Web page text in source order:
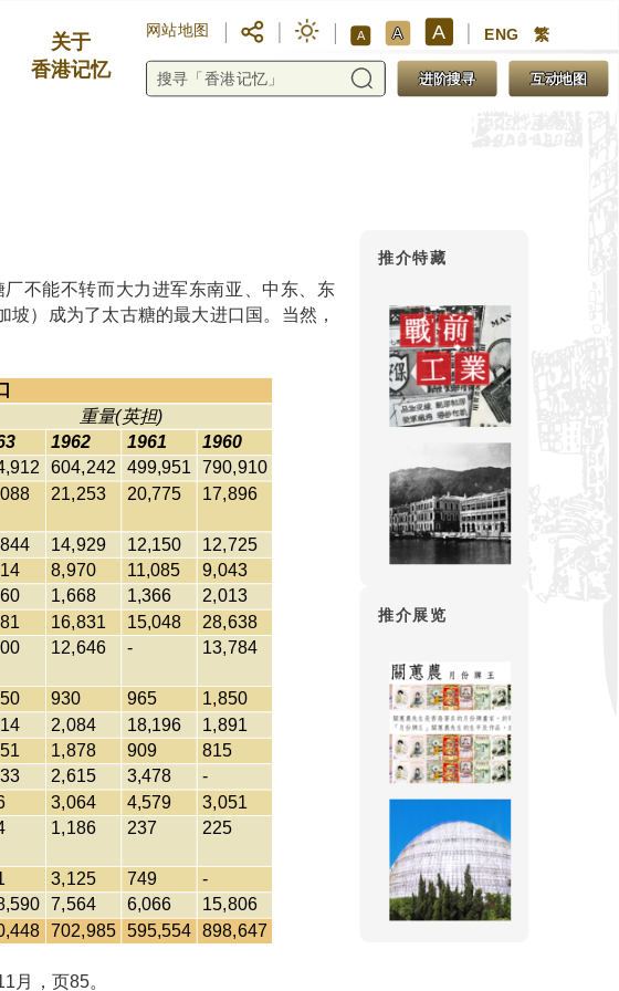
关于
香港记忆
网站地图 A A A ENG 繁
进阶搜寻 互动地图
不能不转而大力进军东南亚、中东、东
）成为了太古糖的最大进口国。当然，
重量(英担)
1962 1961
1960
604,242 499,951 790,910
21,253 20,775 17,896
14,929 12,150 12,725
8,970 11,085 9,043
1,668 1,366
2,013
16,831 15,048
28,638
12,646 - 13,784
930 965
1,850
2,084 18,196
1,891
1,878 909
815
2,615 3,478
-
3,064 4,579
3,051
1,186 237 225
3,125 749
-
7,564 6,066
15,806
702,985 595,554 898,647
月，页85。
推介特藏
推介展览